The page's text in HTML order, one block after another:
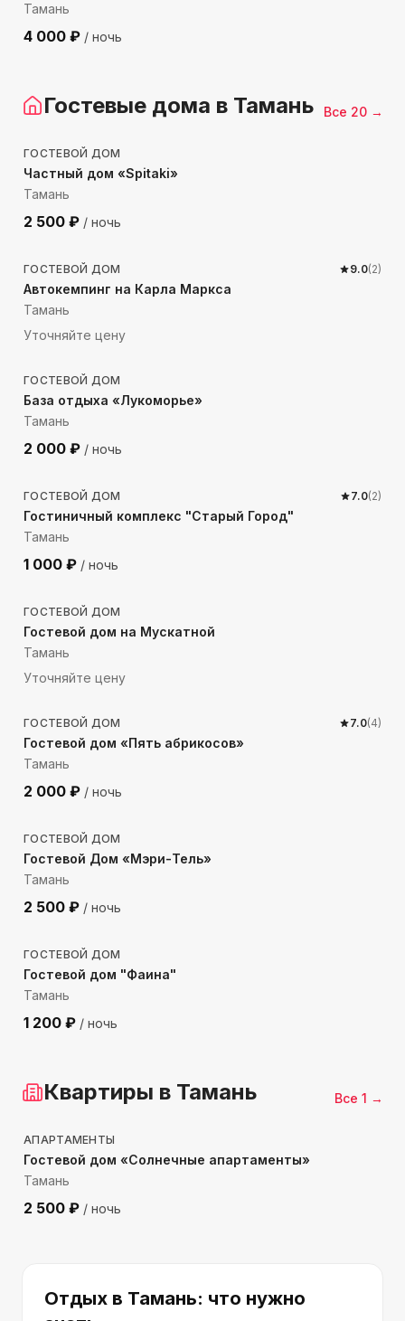
Тамань
4 000 ₽ / ночь
Гостевые дома в Тамань Все 20 →
733м до моря
ГОСТЕВОЙ ДОМ
Частный дом «Spitaki»
Тамань
2 500 ₽ / ночь
161 м до моря
ГОСТЕВОЙ ДОМ 9.0(2)
Автокемпинг на Карла Маркса
Тамань
Уточняйте цену
601м до моря
ГОСТЕВОЙ ДОМ
База отдыха «Лукоморье»
Тамань
2 000 ₽ / ночь
143м до моря
ГОСТЕВОЙ ДОМ 7.0(2)
Гостиничный комплекс "Старый Город"
Тамань
1 000 ₽ / ночь
1659 м до моря
ГОСТЕВОЙ ДОМ
Гостевой дом на Мускатной
Тамань
Уточняйте цену
981м до моря
ГОСТЕВОЙ ДОМ 7.0(4)
Гостевой дом «Пять абрикосов»
Тамань
2 000 ₽ / ночь
489м до моря
ГОСТЕВОЙ ДОМ
Гостевой Дом «Мэри-Тель»
Тамань
2 500 ₽ / ночь
1079 м до моря
ГОСТЕВОЙ ДОМ
Гостевой дом "Фаина"
Тамань
1 200 ₽ / ночь
Квартиры в Тамань Все 1 →
979м до моря
АПАРТАМЕНТЫ
Гостевой дом «Солнечные апартаменты»
Тамань
2 500 ₽ / ночь
Отдых в Тамань: что нужно